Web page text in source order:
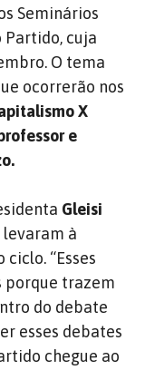
Seminários
Partido, cuja
O tema
ocorrerão nos
X
e
Gleisi
levaram à
“Esses
porque trazem
do debate
esses debates
chegue ao